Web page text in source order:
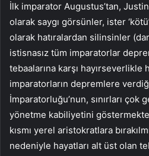
İlk imparator Augustus’tan,
olarak saygı görsünler, ister
olarak hatıralardan silinsinler
istisnasız tüm imparatorlar
tebaalarına karşı
imparatorların depremlere
İmparatorluğu’nun, sınırları çok
yönetme kabiliyetini
kısmı yerel aristokratlara
nedeniyle hayatları alt üst olan